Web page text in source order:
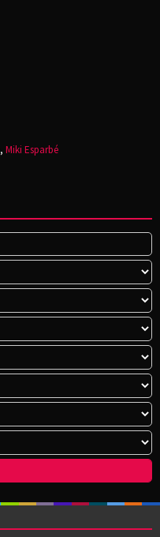
, Miki Esparbé